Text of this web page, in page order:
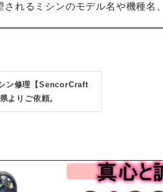
されるミシンのモデル名や機種名
ン修理【SencorCraft
よりご依頼。